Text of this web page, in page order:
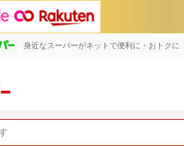
身近なスーパーがネットで便利に・おトクに